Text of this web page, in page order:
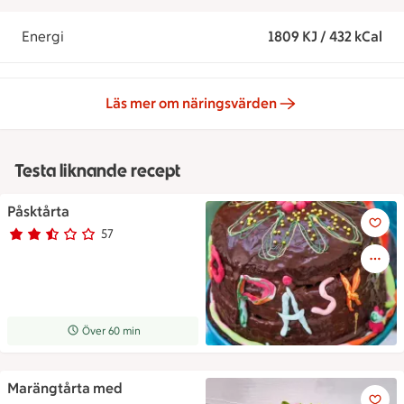
Energi 1809 KJ / 432 kCal
Läs mer om näringsvärden
Testa liknande recept
Påsktårta
Betyg 2.3 av 5. 57
57 personer har röstat
Receptet tar Över 60 min att tillaga
Över 60 min
Påsktårta
Marängtårta med
Tårta med 2 lager maräng,